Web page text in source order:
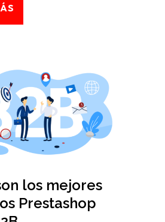
los mejores
Prestashop